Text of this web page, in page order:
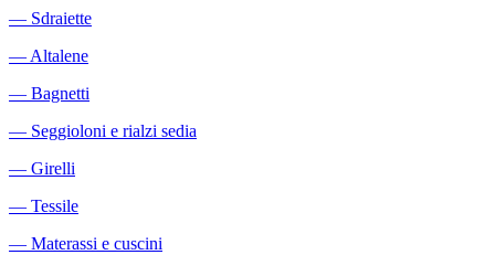
― Sdraiette
―Altalene
― Bagnetti
― Seggioloni e rialzi sedia
― Girelli
― Tessile
― Materassi e cuscini